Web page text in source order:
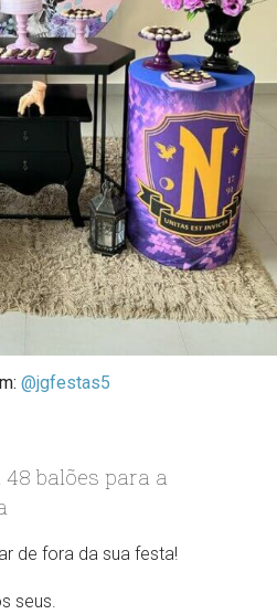
@jgfestas5
balões para a
de fora da sua festa!
seus.